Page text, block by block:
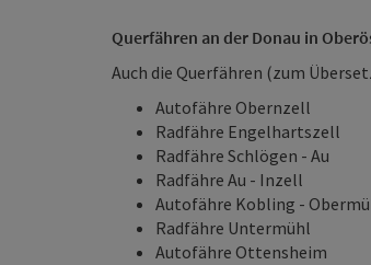
Querfähren an der Donau in
Auch die Querfähren (zum
Autofähre Obernzell
Radfähre Engelhartszell
Radfähre Schlögen - Au
Radfähre Au - Inzell
Autofähre Kobling -
Radfähre Untermühl
Autofähre Ottensheim